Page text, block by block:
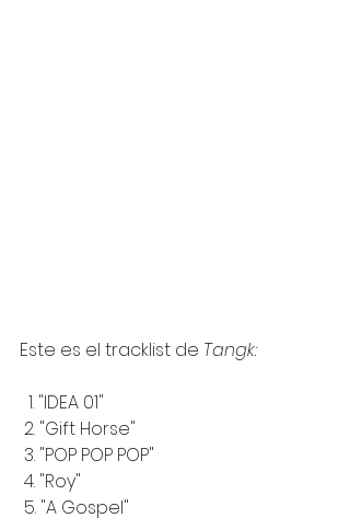
Este es el tracklist de Tangk:
  1. "IDEA 01"
2. "Gift Horse"
3. "POP POP POP"
4. "Roy"
5. "A Gospel"